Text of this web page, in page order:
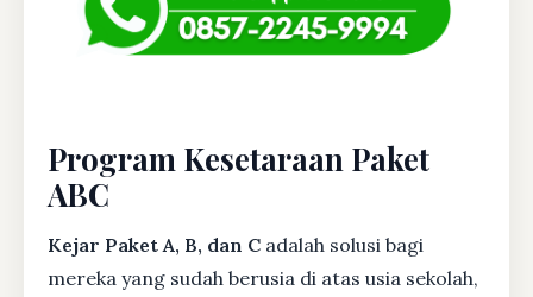
Program Kesetaraan Paket
ABC
Kejar Paket A, B, dan C adalah solusi bagi
mereka yang sudah berusia di atas usia sekolah,